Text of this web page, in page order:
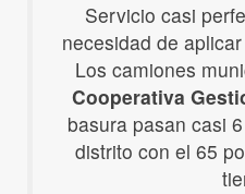
Servicio casi
necesidad de
Los camiones
Cooperativa
basura pasan casi
distrito con el 65